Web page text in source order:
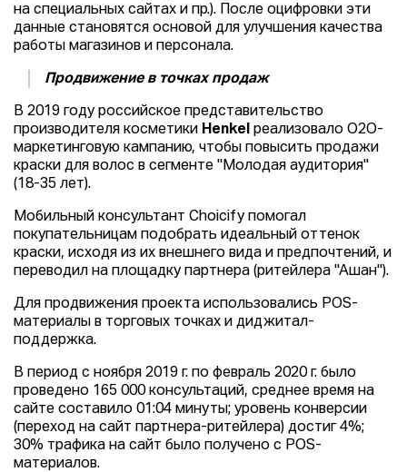
на специальных сайтах и пр.). После оцифровки эти
данные становятся основой для улучшения качества
работы магазинов и персонала.
Продвижение в точках продаж
В 2019 году российское представительство
производителя косметики Henkel реализовало О2О-
маркетинговую кампанию, чтобы повысить продажи
краски для волос в сегменте "Молодая аудитория"
(18-35 лет).
Мобильный консультант Choicify помогал
покупательницам подобрать идеальный оттенок
краски, исходя из их внешнего вида и предпочтений, и
переводил на площадку партнера (ритейлера "Ашан").
Для продвижения проекта использовались POS-
материалы в торговых точках и диджитал-
поддержка.
В период с ноября 2019 г. по февраль 2020 г. было
проведено 165 000 консультаций, среднее время на
сайте составило 01:04 минуты; уровень конверсии
(переход на сайт партнера-ритейлера) достиг 4%;
30% трафика на сайт было получено с POS-
материалов.